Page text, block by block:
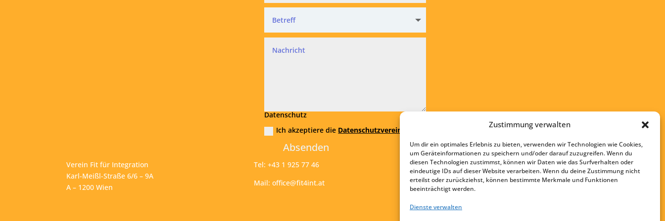
Zustimmung verwalten
Um dir ein optimales Erlebnis zu bieten, verwenden wir Technologien wie Cookies,
um Geräteinformationen zu speichern und/oder darauf zuzugreifen. Wenn du
diesen Technologien zustimmst, können wir Daten wie das Surfverhalten oder
eindeutige IDs auf dieser Website verarbeiten. Wenn du deine Zustimmung nicht
erteilst oder zurückziehst, können bestimmte Merkmale und Funktionen
beeinträchtigt werden.
Dienste verwalten
Datenschutz
Ich akzeptiere die Datenschutzvereinbarung
Absenden
Verein Fit für Integration
Karl-Meißl-Straße 6/6 – 9A
A – 1200 Wien
Tel: +43 1 925 77 46
Mail: office@fit4int.at
Startseite
Kontakt
Impressum
Datenschutz